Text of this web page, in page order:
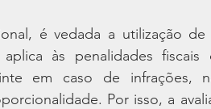
é vedada a utilização
às penalidades
em caso de infrações,
Por isso, a